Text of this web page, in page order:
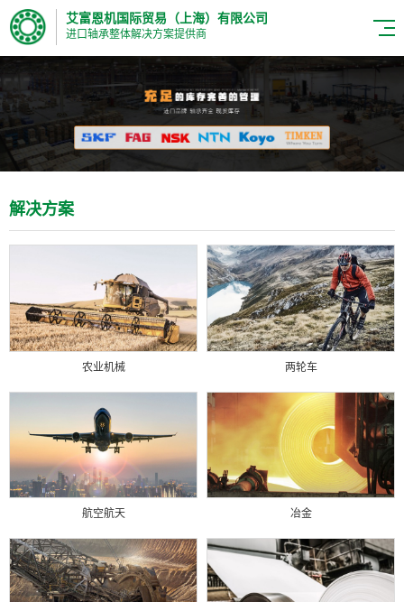
艾富恩机国际贸易（上海）有限公司
进口轴承整体解决方案提供商
解决方案
农业机械 两轮车
航空航天 冶金